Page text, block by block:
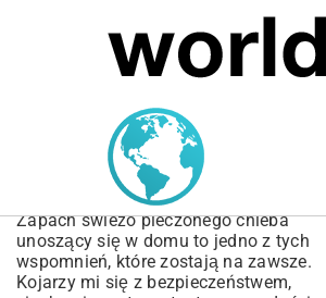
MARIUSZ ŁAMAGA 04.10.2025
Domowy chleb z mąki
typu 00 przepis |
Chrupiący i puszysty!
Zapach świeżo pieczonego chleba
unoszący się w domu to jedno z tych
wspomnień, które zostają na zawsze.
Kojarzy mi się z bezpieczeństwem,